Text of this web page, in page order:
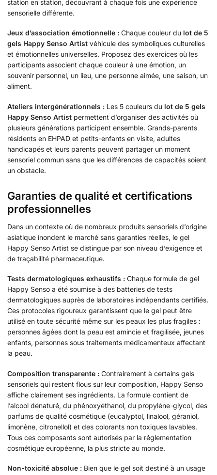
station en station, découvrant à chaque fois une expérience
sensorielle différente.
Jeux d’association émotionnelle : Chaque couleur du lot de 5
gels Happy Senso Artist véhicule des symboliques culturelles
et émotionnelles universelles. Proposez des exercices où les
participants associent chaque couleur à une émotion, un
souvenir personnel, un lieu, une personne aimée, une saison, un
aliment.
Ateliers intergénérationnels : Les 5 couleurs du lot de 5 gels
Happy Senso Artist permettent d’organiser des activités où
plusieurs générations participent ensemble. Grands-parents
résidents en EHPAD et petits-enfants en visite, adultes
handicapés et leurs parents peuvent partager un moment
sensoriel commun sans que les différences de capacités soient
un obstacle.
Garanties de qualité et certifications
professionnelles
Dans un contexte où de nombreux produits sensoriels d’origine
asiatique inondent le marché sans garanties réelles, le gel
Happy Senso Artist se distingue par son niveau d’exigence et
de traçabilité pharmaceutique.
Tests dermatologiques exhaustifs : Chaque formule de gel
Happy Senso a été soumise à des batteries de tests
dermatologiques auprès de laboratoires indépendants certifiés.
Ces protocoles rigoureux garantissent que le gel peut être
utilisé en toute sécurité même sur les peaux les plus fragiles :
personnes âgées dont la peau est amincie et fragilisée, jeunes
enfants, personnes sous traitements médicamenteux affectant
la peau.
Composition transparente : Contrairement à certains gels
sensoriels qui restent flous sur leur composition, Happy Senso
affiche clairement ses ingrédients. La formule contient de
l’alcool dénaturé, du phénoxyéthanol, du propylène-glycol, des
parfums de qualité cosmétique (eucalyptol, linalool, géraniol,
limonène, citronellol) et des colorants non toxiques lavables.
Tous ces composants sont autorisés par la réglementation
cosmétique européenne, la plus stricte au monde.
Non-toxicité absolue : Bien que le gel soit destiné à un usage